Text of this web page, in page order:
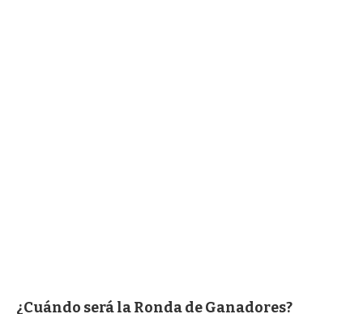
¿Cuándo será la Ronda de Ganadores?